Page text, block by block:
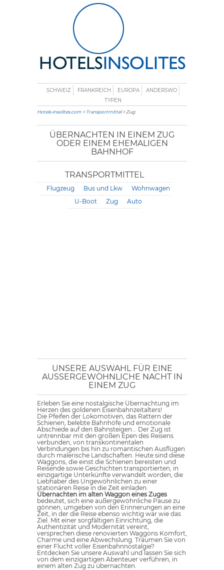
SCHWEIZ FRANKREICH EUROPA
ANDERSWO
TYPEN
Hotels-insolites.com >Transportmittel> Zug
ÜBERNACHTEN IN EINEM ZUG
ODER EINEM EHEMALIGEN
BAHNHOF
TRANSPORTMITTEL
Flugzeug Bus und Lkw
Wohnwagen
U-Boot
Zug Auto
UNSERE AUSWAHL FÜR EINE
AUSSERGEWÖHNLICHE NACHT IN E
INEM ZUG
Erleben Sie eine nostalgische Übernachtung im
Herzen des goldenen Eisenbahnzeitalters!
Die Pfeifen der Lokomotiven, das Rattern der
Schienen, belebte Bahnhöfe und emotionale
Abschiede auf den Bahnsteigen... Der Zug ist
untrennbar mit den großen Epen des Reisens
verbunden, von transkontinentalen
Verbindungen bis hin zu romantischen Ausflügen
durch malerische Landschaften. Heute sind diese
Waggons, die einst die Schienen bereisten und
Reisende sowie Geschichten transportierten, in
einzigartige Unterkünfte verwandelt worden, die
Liebhaber des Ungewöhnlichen zu einer
stationären Reise in die Zeit einladen.
Übernachten im alten Waggon eines Zuges
bedeutet, sich eine außergewöhnliche Pause zu
gönnen, umgeben von den Erinnerungen an eine
Zeit, in der die Reise ebenso wichtig war wie das
Ziel. Mit einer sorgfältigen Einrichtung, die
Authentizität und Modernität vereint,
versprechen diese renovierten Waggons Komfort,
Charme und eine Abwechslung. Träumen Sie von
einer Flucht voller Eisenbahnnostalgie?
Entdecken Sie unsere Auswahl und lassen Sie sich
von dem einzigartigen Abenteuer verführen, in
einem alten Zug zu übernachten.